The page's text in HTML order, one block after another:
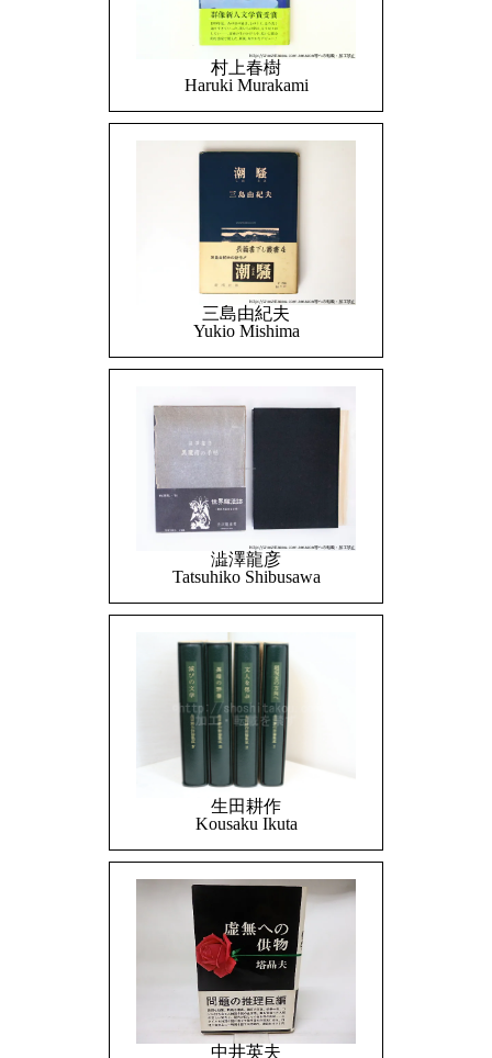
村上春樹
Haruki Murakami
三島由紀夫
Yukio Mishima
澁澤龍彦
Tatsuhiko Shibusawa
生田耕作
Kousaku Ikuta
中井英夫